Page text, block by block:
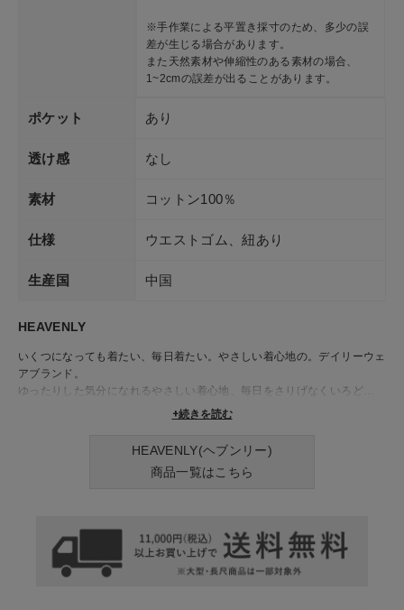
※手作業による平置き採寸のため、多少の誤
差が生じる場合があります。
また天然素材や伸縮性のある素材の場合、
1~2cmの誤差が出ることがあります。
ポケット あり
透け感 なし
素材 コットン100％
仕様 ウエストゴム、紐あり
生産国 中国
HEAVENLY
いくつになっても着たい、毎日着たい。やさしい着心地の。デイリーウェ
アブランド。
ゆったりした気分になれるやさしい着心地、毎日をさりげなくいろどる、
いくつになっても着たい服、忙しい日常にこそそんな服をお届けしたい
+続きを読む
HEAVENLY(ヘブンリー)
商品一覧はこちら